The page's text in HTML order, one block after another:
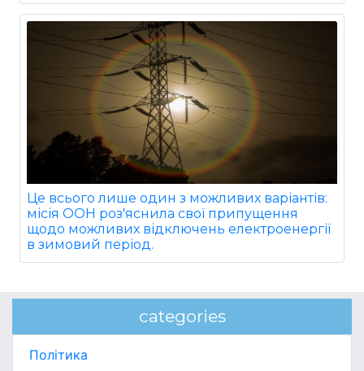
Це всього лише один з можливих варіантів:
місія ООН роз'яснила свої припущення
щодо можливих відключень електроенергії
в зимовий період.
categories
Політика